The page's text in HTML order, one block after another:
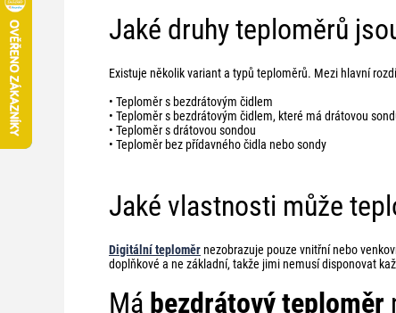
Jaké druhy teploměrů
Existuje několik variant a typů teploměrů. Mezi hlavní
• Teploměr s bezdrátovým čidlem
• Teploměr s bezdrátovým čidlem, které má drátovou
• Teploměr s drátovou sondou
• Teploměr bez přídavného čidla nebo sondy
Jaké vlastnosti může
Digitální teploměrnezobrazuje pouze vnitřní nebo
doplňkové a ne základní, takže jimi nemusí disponovat
Má bezdrátový teploměr